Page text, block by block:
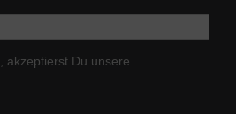
akzeptierst Du unsere